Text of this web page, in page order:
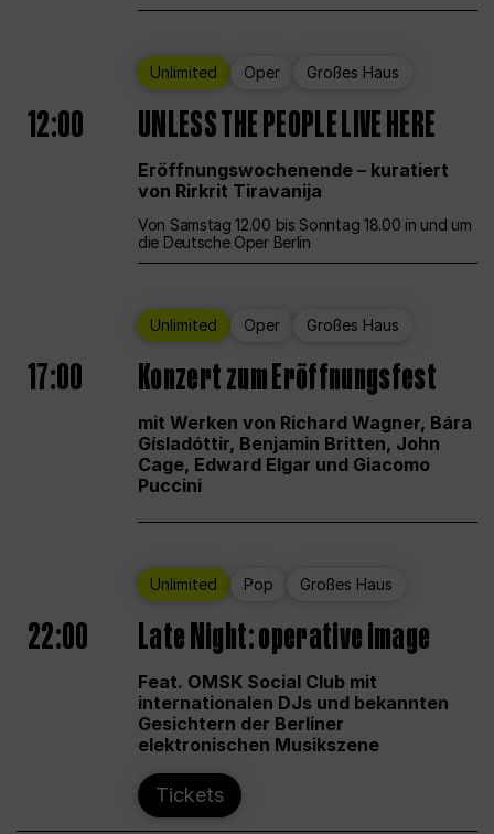
Unlimited Oper Großes Haus
12:00 UNLESS THE PEOPLE LIVE HERE
Eröffnungswochenende – kuratiert
von Rirkrit Tiravanija
Von Samstag 12.00 bis Sonntag 18.00 in und um
die Deutsche Oper Berlin
Unlimited Oper Großes Haus
17:00 Konzert zum Eröffnungsfest
mit Werken von Richard Wagner, Bára
Gísladóttir, Benjamin Britten, John
Cage, Edward Elgar und Giacomo
Puccini
Unlimited Pop Großes Haus
22:00 Late Night: operative image
Feat. OMSK Social Club mit
internationalen DJs und bekannten
Gesichtern der Berliner
elektronischen Musikszene
Tickets